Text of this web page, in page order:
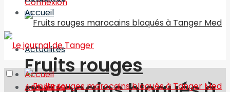
Fruits rouges
Accueil
Actualités
Accueil
Actualités